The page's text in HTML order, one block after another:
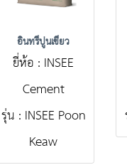
อินทรีปูนเขียว
ยี่ห้อ : INSEE
Cement
รุ่น : INSEE Poon
Keaw